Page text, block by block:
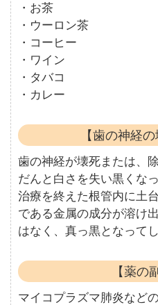
・お茶
・ウーロン茶
・コーヒー
・ワイン
・タバコ
・カレー
【歯の神経
歯の神経が壊死または、
だんと白さを失い黒くな
治療を終えた根管内に土
である金属の成分が溶け
はなく、真っ黒となって
【薬の
マイコプラズマ肺炎など